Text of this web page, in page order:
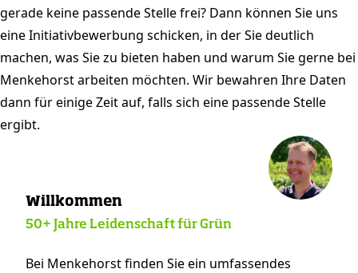
gerade keine passende Stelle frei? Dann können Sie uns
eine Initiativbewerbung schicken, in der Sie deutlich
machen, was Sie zu bieten haben und warum Sie gerne bei
Menkehorst arbeiten möchten. Wir bewahren Ihre Daten
dann für einige Zeit auf, falls sich eine passende Stelle
ergibt.
Willkommen
50+ Jahre Leidenschaft für Grün
Bei Menkehorst finden Sie ein umfassendes